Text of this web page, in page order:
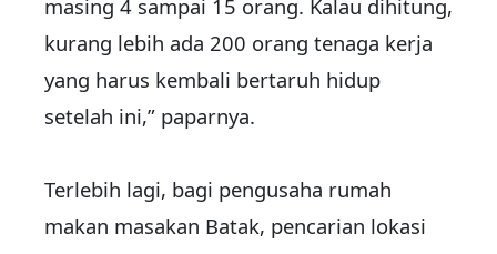
masing 4 sampai 15 orang. Kalau dihitung,
kurang lebih ada 200 orang tenaga kerja
yang harus kembali bertaruh hidup
setelah ini,” paparnya.
Terlebih lagi, bagi pengusaha rumah
makan masakan Batak, pencarian lokasi